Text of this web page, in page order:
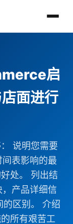
启
面进行
说明您需要
表影响的最
处。 列出结
产品详细信
区别。 介绍
所有艰苦工